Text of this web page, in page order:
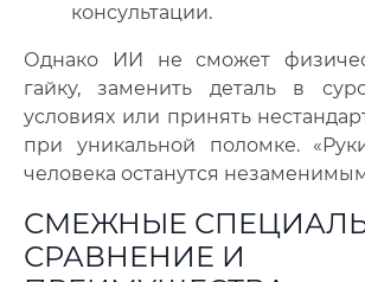
консультации.
Однако ИИ не сможет
гайку, заменить деталь в
условиях или принять
при уникальной поломке.
человека останутся
СМЕЖНЫЕ
СРАВНЕНИЕ И